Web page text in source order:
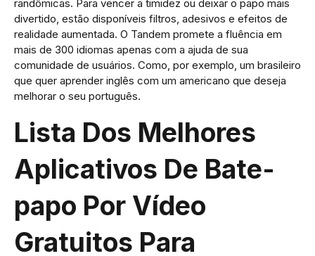
randômicas. Para vencer a timidez ou deixar o papo mais
divertido, estão disponíveis filtros, adesivos e efeitos de
realidade aumentada. O Tandem promete a fluência em
mais de 300 idiomas apenas com a ajuda de sua
comunidade de usuários. Como, por exemplo, um brasileiro
que quer aprender inglês com um americano que deseja
melhorar o seu português.
Lista Dos Melhores
Aplicativos De Bate-
papo Por Vídeo
Gratuitos Para